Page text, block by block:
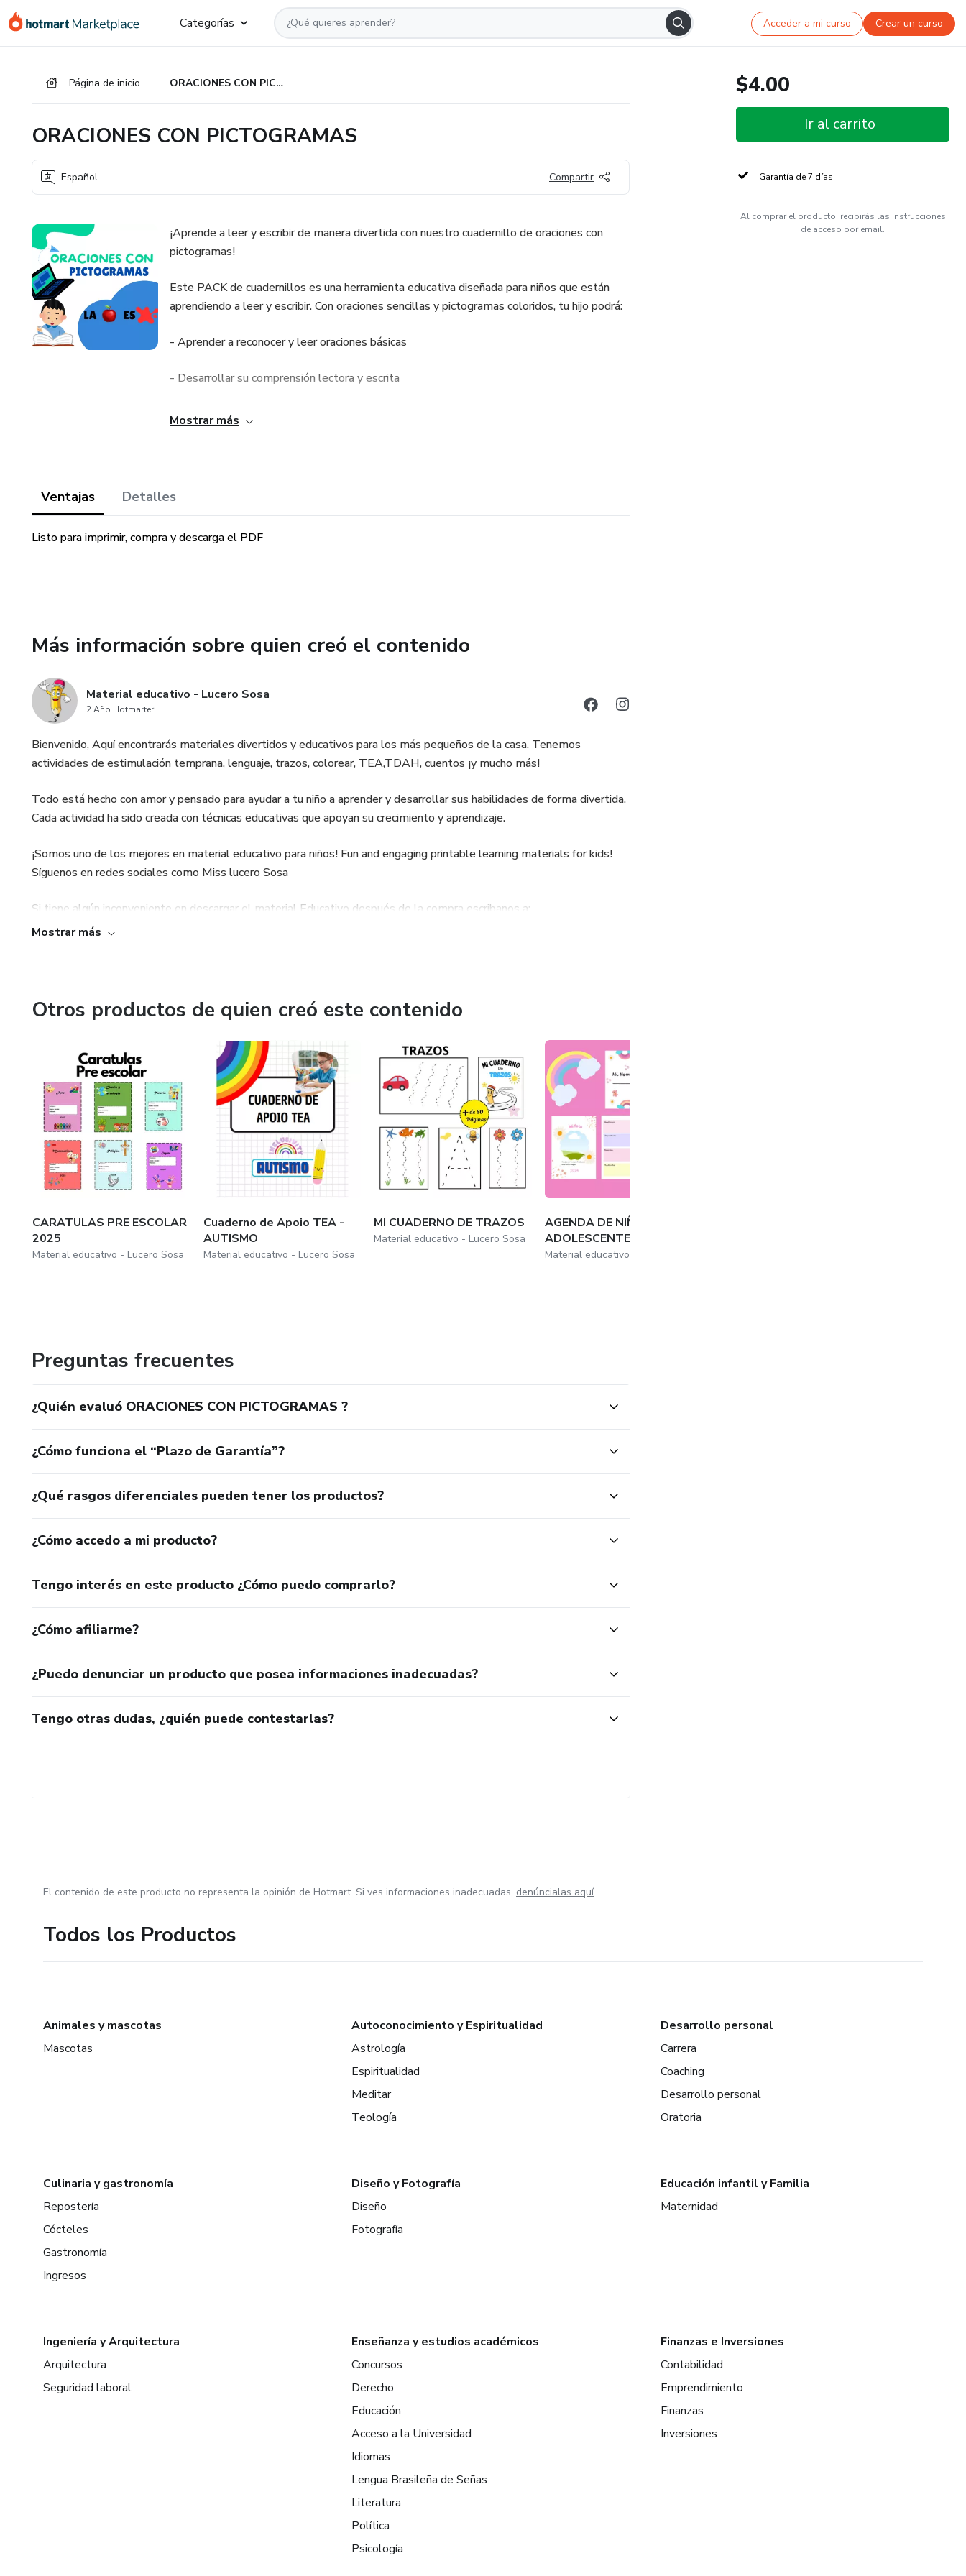
Categorías Acceder a mi curso Crear un curso
Página de inicio ORACIONES CON PICTOGRAMAS
ORACIONES CON PICTOGRAMAS
Español Compartir
¡Aprende a leer y escribir de manera divertida con nuestro cuadernillo de oraciones con
pictogramas!
Este PACK de cuadernillos es una herramienta educativa diseñada para niños que están
aprendiendo a leer y escribir. Con oraciones sencillas y pictogramas coloridos, tu hijo podrá:
- Aprender a reconocer y leer oraciones básicas
- Desarrollar su comprensión lectora y escrita
- Mejorar su vocabulario y gramática
Mostrar más
Ventajas Detalles
Listo para imprimir, compra y descarga el PDF
Más información sobre quien creó el contenido
Material educativo - Lucero Sosa
2 Año Hotmarter
Bienvenido, Aquí encontrarás materiales divertidos y educativos para los más pequeños de la casa. Tenemos
actividades de estimulación temprana, lenguaje, trazos, colorear, TEA,TDAH, cuentos ¡y mucho más!
Todo está hecho con amor y pensado para ayudar a tu niño a aprender y desarrollar sus habilidades de forma divertida.
Cada actividad ha sido creada con técnicas educativas que apoyan su crecimiento y aprendizaje.
¡Somos uno de los mejores en material educativo para niños! Fun and engaging printable learning materials for kids!
Síguenos en redes sociales como Miss lucero Sosa
Si tiene algún inconveniente en descargar el material Educativo después de la compra escribanos a:
misslucerososa@gmail.com
Mostrar más
Otros productos de quien creó este contenido
CARATULAS PRE ESCOLAR
2025
Material educativo - Lucero Sosa
Cuaderno de Apoio TEA -
AUTISMO
Material educativo - Lucero Sosa
MI CUADERNO DE TRAZOS
Material educativo - Lucero Sosa
AGENDA DE NIÑA
ADOLESCENTE 2025
Material educativo - Lucero Sosa
Preguntas frecuentes
¿Quién evaluó ORACIONES CON PICTOGRAMAS ?
¿Cómo funciona el “Plazo de Garantía”?
¿Qué rasgos diferenciales pueden tener los productos?
¿Cómo accedo a mi producto?
Tengo interés en este producto ¿Cómo puedo comprarlo?
¿Cómo afiliarme?
¿Puedo denunciar un producto que posea informaciones inadecuadas?
Tengo otras dudas, ¿quién puede contestarlas?
$4.00
Ir al carrito
Garantía de 7 días
Al comprar el producto, recibirás las instrucciones
de acceso por email.
El contenido de este producto no representa la opinión de Hotmart. Si ves informaciones inadecuadas, denúncialas aquí
Todos los Productos
Animales y mascotas
Mascotas
Autoconocimiento y Espiritualidad
Astrología
Espiritualidad
Meditar
Teología
Desarrollo personal
Carrera
Coaching
Desarrollo personal
Oratoria
Culinaria y gastronomía
Repostería
Cócteles
Gastronomía
Ingresos
Diseño y Fotografía
Diseño
Fotografía
Educación infantil y Familia
Maternidad
Ingeniería y Arquitectura
Arquitectura
Seguridad laboral
Enseñanza y estudios académicos
Concursos
Derecho
Educación
Acceso a la Universidad
Idiomas
Lengua Brasileña de Señas
Literatura
Política
Psicología
Finanzas e Inversiones
Contabilidad
Emprendimiento
Finanzas
Inversiones